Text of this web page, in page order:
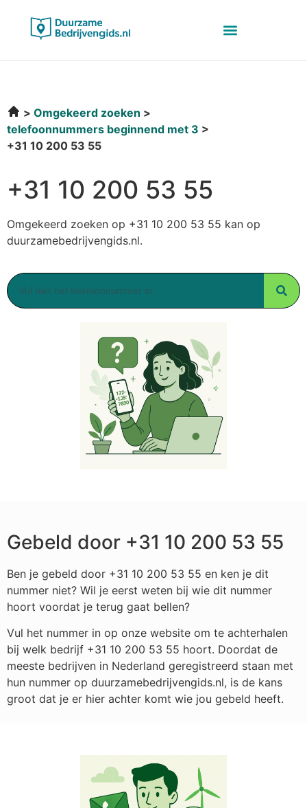
Omgekeerd zoeken
telefoonnummers beginnend met 3
+31 10 200 53 55
+31 10 200 53 55
Omgekeerd zoeken op +31 10 200 53 55 kan op
duurzamebedrijvengids.nl.
Gebeld door +31 10 200 53 55
Ben je gebeld door +31 10 200 53 55 en ken je dit
nummer niet? Wil je eerst weten bij wie dit nummer
hoort voordat je terug gaat bellen?
Vul het nummer in op onze website om te achterhalen
bij welk bedrijf +31 10 200 53 55 hoort. Doordat de
meeste bedrijven in Nederland geregistreerd staan met
hun nummer op duurzamebedrijvengids.nl, is de kans
groot dat je er hier achter komt wie jou gebeld heeft.